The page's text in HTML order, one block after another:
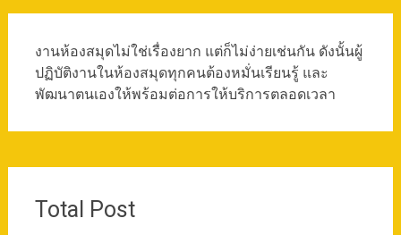
งานห้องสมุดไม่ใช่เรื่องยาก แต่ก็ไม่ง่ายเช่นกัน ดังนั้นผู้
ปฏิบัติงานในห้องสมุดทุกคนต้องหมั่นเรียนรู้ และ
พัฒนาตนเองให้พร้อมต่อการให้บริการตลอดเวลา
Total Post